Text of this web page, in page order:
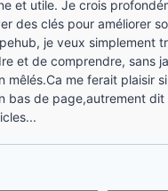
et utile. Je crois
des clés pour améliorer
je veux simplement
et de comprendre, sans
mêlés.Ca me ferait plaisir
bas de page,autrement dit